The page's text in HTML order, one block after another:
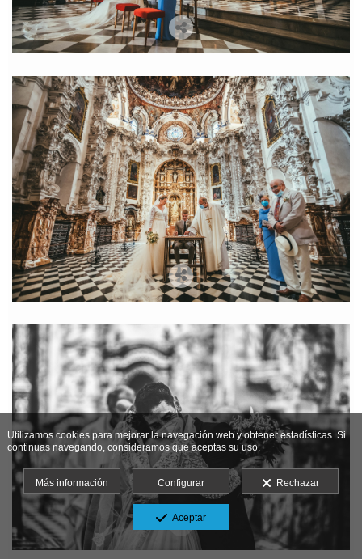
Utilizamos cookies para mejorar la navegación web y obtener estadísticas. Si
continuas navegando, consideramos que aceptas su uso.
Más información Configurar Rechazar
Aceptar